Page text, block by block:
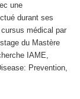
une
durant ses
médical par
du Mastère
IAME,
Prevention,